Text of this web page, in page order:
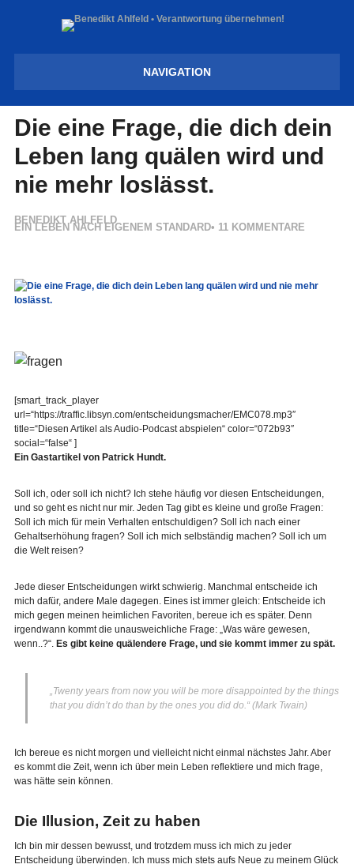
NAVIGATION
Die eine Frage, die dich dein
Leben lang quälen wird und
nie mehr loslässt.
BENEDIKT AHLFELD
EIN LEBEN NACH EIGENEM STANDARD• 11 KOMMENTARE
[smart_track_player
url=“https://traffic.libsyn.com/entscheidungsmacher/EMC078.mp3″
title=“Diesen Artikel als Audio-Podcast abspielen“ color=“072b93″
social=“false“ ]
Ein Gastartikel von Patrick Hundt.
Soll ich, oder soll ich nicht? Ich stehe häufig vor diesen Entscheidungen,
und so geht es nicht nur mir. Jeden Tag gibt es kleine und große Fragen:
Soll ich mich für mein Verhalten entschuldigen? Soll ich nach einer
Gehaltserhöhung fragen? Soll ich mich selbständig machen? Soll ich um
die Welt reisen?
Jede dieser Entscheidungen wirkt schwierig. Manchmal entscheide ich
mich dafür, andere Male dagegen. Eines ist immer gleich: Entscheide ich
mich gegen meinen heimlichen Favoriten, bereue ich es später. Denn
irgendwann kommt die unausweichliche Frage: „Was wäre gewesen,
wenn..?“.
Es gibt keine quälendere Frage, und sie kommt immer zu spät.
„Twenty years from now you will be more disappointed by the things
that you didn’t do than by the ones you did do.“ (Mark Twain)
Ich bereue es nicht morgen und vielleicht nicht einmal nächstes Jahr. Aber
es kommt die Zeit, wenn ich über mein Leben reflektiere und mich frage,
was hätte sein können.
Die Illusion, Zeit zu haben
Ich bin mir dessen bewusst, und trotzdem muss ich mich zu jeder
Entscheidung überwinden. Ich muss mich stets aufs Neue zu meinem Glück